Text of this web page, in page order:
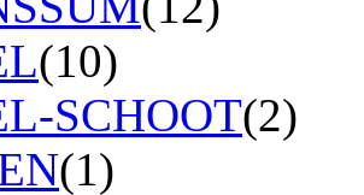
(10)
SCHOOT(2)
(1)